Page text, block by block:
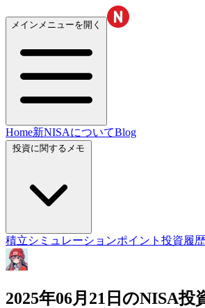
メインメニューを開く
Home新NISAについてBlog
積立シミュレーションポイント投資履歴
2025年06月21日のNISA投